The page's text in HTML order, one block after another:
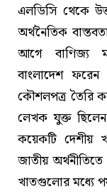
এলডিসি থেকে
অর্থনৈতিক
আগে বাণিজ্য
বাংলাদেশ
কৌশলপত্র তৈরি
লেখক যুক্ত
কয়েকটি দেশীয়
জাতীয়
খাতগুলোর মধ্যে